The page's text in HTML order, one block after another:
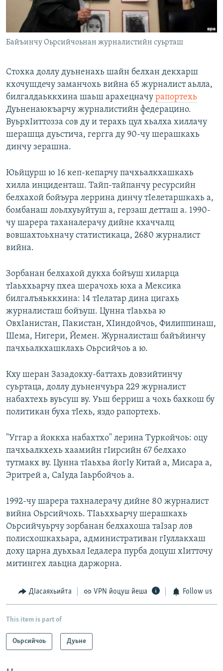
Байъинчу Оьрсийчоьнан журналистийн суьрташ
Стохка доллу дуьненахь шайн белхан декхарш
кхочушдечу заманчохь вийна 65 журналист аьлла,
билгалдаьккхина шаьш арахецначу рапортехь
Дуьненаюкъарчу журналистийн федерацино.
ВуьрхIиттозза сов ду и терахь цул хьалха хиллачу
шерашца дуьстича, гергга ду 90-чу шерашкахь
динчу зерашна.
Юьйцурш ю 16 кеп-кепарчу пачхьалкхашкахь
хилла инциденташ. Тайп-тайпанчу ресурсийн
белхахой бойъура леррина динчу тIелетаршкахь а,
бомбанаш лоьлхуьуйтуш а, герзаш детташ а. 1990-
чу шарера таханалерачу дийне кхаччалц
вовшахтоьхначу статистикаца, 2680 журналист
вийна.
Зорбанан белхахой дукха бойъуш хиларца
тIаьххьарчу пхеа шерачохь юха а Мексика
билгалъяьккхина: 14 тIелатар дина цигахь
журналисташ бойъуш. Цунна тIаьхьа ю
ОвхIанистан, Пакистан, ХIиндойчоь, Филиппинаш,
Шема, Нигери, Йемен. Журналисташ байъйинчу
пачхьалкхашклахь Оьрсийчоь а ю.
Кху шеран Зазадокху-баттахь довзийтинчу
суьртаца, доллу дуьненчуьра 229 журналист
набахтехь вуьсуш ву. Уьш берриш а чохь бахкош бу
политикан буха тIехь, яздо рапортехь.
"Уггар а йоккха набахтхо" лерина Туркойчоь: оцу
пачхьалкхехь хаамийн гIирсийн 67 белхахо
тутмакх ву. Цунна тIаьхьа йогIу Китай а, Мисара а,
Эритрей а, СаIуда Iаьрбойчоь а.
1992-чу шарера тахналерачу дийне 80 журналист
вийна Оьрсийчохь. ТIаьххьарчу шерашкахь
Оьрсийчуьрчу зорбанан белхахоша таIзар лов
полисхошкахьара, административан гIуллакхаш
доху царна дуьхьал Iедалера пурба доцуш хIитточу
митингех лаьцна даржорна.
ДIасаяхьийта VPN йоцуш йеша Follow us
This item is part of
Оьрсийчоь Дуьне